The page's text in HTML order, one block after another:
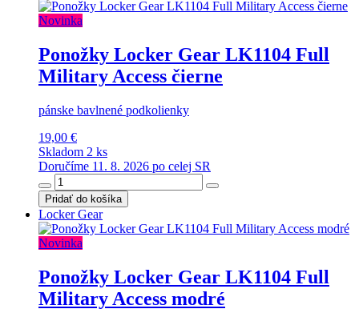
Novinka
Ponožky Locker Gear LK1104 Full
Military Access čierne
pánske bavlnené podkolienky
19,00 €
Skladom 2 ks
Doručíme 11. 8. 2026 po celej SR
Pridať do košíka
Locker Gear
Novinka
Ponožky Locker Gear LK1104 Full
Military Access modré